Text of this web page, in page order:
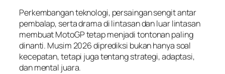
Perkembangan teknologi, persaingan sengit antar
pembalap, serta drama di lintasan dan luar lintasan
membuat MotoGP tetap menjadi tontonan paling
dinanti. Musim 2026 diprediksi bukan hanya soal
kecepatan, tetapi juga tentang strategi, adaptasi,
dan mental juara.